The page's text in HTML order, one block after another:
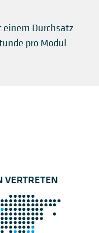
Durchsatz
pro Modul